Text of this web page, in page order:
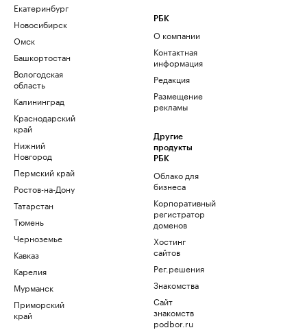
Екатеринбург
Новосибирск
Омск
Башкортостан
Вологодская
область
Калининград
Краснодарский
край
Нижний
Новгород
Пермский край
Ростов-на-Дону
Татарстан
Тюмень
Черноземье
Кавказ
Карелия
Мурманск
Приморский
край
РБК
О компании
Контактная
информация
Редакция
Размещение
рекламы
Другие
продукты
РБК
Облако для
бизнеса
Корпоративный
регистратор
доменов
Хостинг
сайтов
Рег.решения
Знакомства
Сайт
знакомств
podbor.ru